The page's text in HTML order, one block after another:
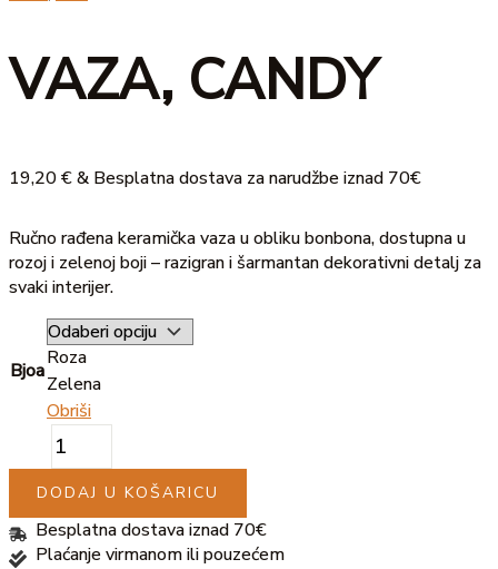
VAZA, CANDY
19,20€& Besplatna dostava za narudžbe iznad 70€
Ručno rađena keramička vaza u obliku bonbona, dostupna u
rozoj i zelenoj boji – razigran i šarmantan dekorativni detalj za
svaki interijer.
Bjoa
Roza
Zelena
Obriši
DODAJ U KOŠARICU
Besplatna dostava iznad 70€
Plaćanje virmanom ili pouzećem